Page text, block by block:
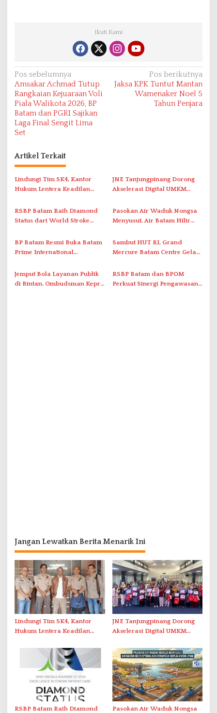
Ikuti Kami
N
a
v
i
g
s
i
p
s
Pos sebelumnya
Amsakar Achmad Tutup
Rangkaian Kejuaraan Voli
Piala Walikota 2026, BP
Batam dan PGRI Sajikan
Laga Final Sengit Lima
Set
Pos berikutnya
Jaksa KPK Tuntut Mantan
Wamenaker Noel 5
Tahun Penjara
Artikel Terkait
Lindungi Tim SK4, Kantor
Hukum Lentera Keadilan
Perlawanan ke Petugas di
Bukik Batarah
JNE Tanjungpinang Dorong
Akselerasi Digital UMKM
2026
RSBP Batam Raih Diamond
Status dari World Stroke
Penanganan Stroke
Berstandar Internasional
Pasokan Air Waduk Nongsa
Menyusut, Air Batam Hilir
Antar-IPAM
BP Batam Resmi Buka Batam
Prime International
2026 di Stadion Temenggung
Abdul Jamal
Sambut HUT RI, Grand
Mercure Batam Centre Gelar
Nusantara’
Jemput Bola Layanan Publik
di Bintan, Ombudsman Kepri
RSBP Batam dan BPOM
Perkuat Sinergi Pengawasan
Jangan Lewatkan Berita Menarik Ini
Lindungi Tim SK4, Kantor
Hukum Lentera Keadilan
Perlawanan ke Petugas di
Bukik Batarah
JNE Tanjungpinang Dorong
Akselerasi Digital UMKM
2026
RSBP Batam Raih Diamond
Pasokan Air Waduk Nongsa